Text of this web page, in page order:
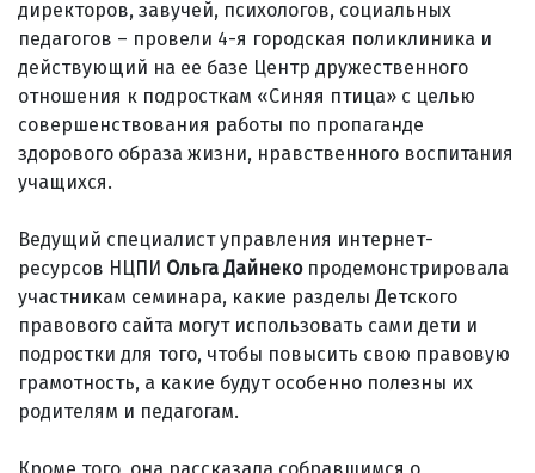
директоров, завучей, психологов, социальных
педагогов – провели 4-я городская поликлиника и
действующий на ее базе Центр дружественного
отношения к подросткам «Синяя птица» с целью
совершенствования работы по пропаганде
здорового образа жизни, нравственного воспитания
учащихся.
Ведущий специалист управления интернет-
ресурсов НЦПИ Ольга Дайнеко продемонстрировала
участникам семинара, какие разделы Детского
правового сайта могут использовать сами дети и
подростки для того, чтобы повысить свою правовую
грамотность, а какие будут особенно полезны их
родителям и педагогам.